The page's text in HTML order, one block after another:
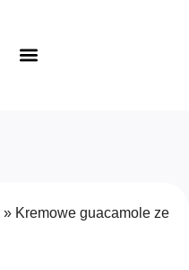
» Kremowe guacamole ze